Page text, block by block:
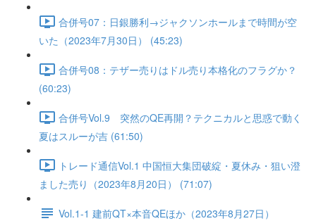
合併号07：日銀勝利→ジャクソンホールまで時間が空
いた（2023年7月30日） (45:23)
合併号08：テザー売りはドル売り本格化のフラグか？
(60:23)
合併号Vol.9 突然のQE再開？テクニカルと思惑で動く
夏はスルーが吉 (61:50)
トレード通信Vol.1 中国恒⼤集団破綻・夏休み・狙い澄
ました売り（2023年8月20日） (71:07)
Vol.1-1 建前QT×本音QEほか（2023年8月27日）